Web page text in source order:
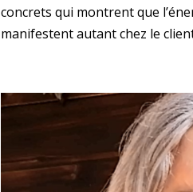
concrets qui montrent que
manifestent autant chez le